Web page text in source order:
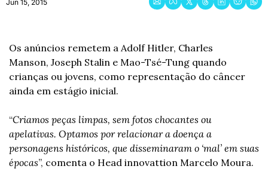
Jun 15, 2015
Os anúncios remetem a Adolf Hitler, Charles
Manson, Joseph Stalin e Mao-Tsé-Tung quando
crianças ou jovens, como representação do câncer
ainda em estágio inicial.
“Criamos peças limpas, sem fotos chocantes ou
apelativas. Optamos por relacionar a doença a
personagens históricos, que disseminaram o ‘mal’ em suas
épocas”, comenta o Head innovattion Marcelo Moura.